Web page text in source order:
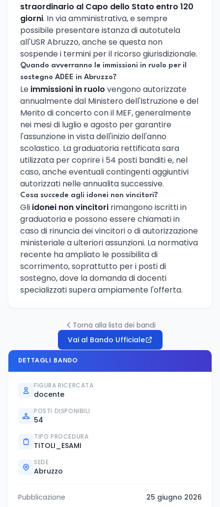
straordinario al Capo dello Stato entro 120
giorni. In via amministrativa, e sempre
possibile presentare istanza di autotutela
all'USR Abruzzo, anche se questa non
sospende i termini per il ricorso giurisdizionale.
Quando avverranno le immissioni in ruolo per il
sostegno ADEE in Abruzzo?
Le immissioni in ruolo vengono autorizzate
annualmente dal Ministero dell'Istruzione e del
Merito di concerto con il MEF, generalmente
nei mesi di luglio e agosto per garantire
l'assunzione in vista dell'inizio dell'anno
scolastico. La graduatoria rettificata sara
utilizzata per coprire i 54 posti banditi e, nel
caso, anche eventuali contingenti aggiuntivi
autorizzati nelle annualita successive.
Cosa succede agli idonei non vincitori?
Gli idonei non vincitori rimangono iscritti in
graduatoria e possono essere chiamati in
caso di rinuncia dei vincitori o di autorizzazione
ministeriale a ulteriori assunzioni. La normativa
recente ha ampliato le possibilita di
scorrimento, soprattutto per i posti di
sostegno, dove la domanda di docenti
specializzati supera ampiamente l'offerta.
Torna alla lista dei bandi
Vai al Bando Ufficiale
DETTAGLI BANDO
FIGURA RICERCATA
docente
POSTI DISPONIBILI
54
TIPO PROCEDURA
TITOLI_ESAMI
SEDE
Abruzzo
Pubblicazione
25 giugno 2026